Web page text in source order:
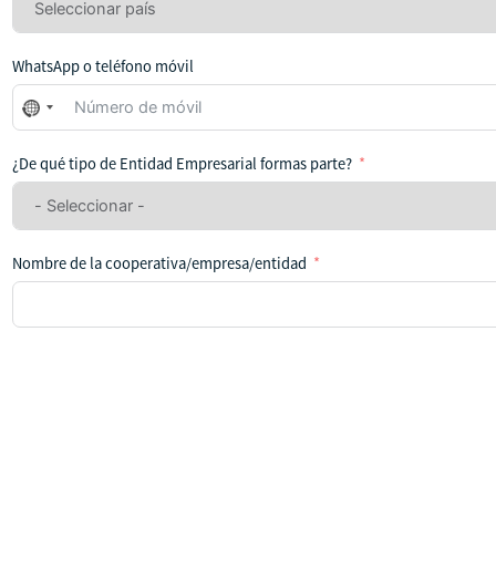
WhatsApp o teléfono móvil
No
se
seleccionado
ningún
¿De qué tipo de Entidad Empresarial formas parte?
Nombre de la cooperativa/empresa/entidad